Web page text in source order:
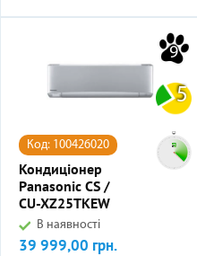
9
5
Код: 100426020
Кондиціонер
Panasonic CS /
CU-XZ25TKEW
В наявності
Ціна
39 999,00 грн.